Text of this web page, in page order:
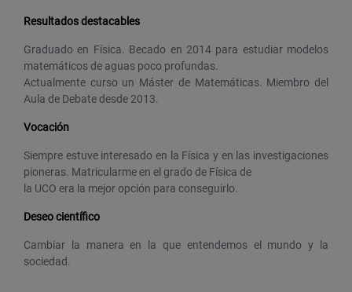
Resultados destacables
Graduado en Física. Becado en 2014 para estudiar modelos
matemáticos de aguas poco profundas.
Actualmente curso un Máster de Matemáticas. Miembro del
Aula de Debate desde 2013.
Vocación
Siempre estuve interesado en la Física y en las investigaciones
pioneras. Matricularme en el grado de Física de
la UCO era la mejor opción para conseguirlo.
Deseo científico
Cambiar la manera en la que entendemos el mundo y la
sociedad.